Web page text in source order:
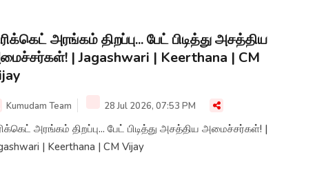
அரங்கம் திறப்பு... பேட் பிடித்து அசத்திய
| Jagashwari | Keerthana | CM
Kumudam Team 28 Jul 2026, 07:53 PM
அரங்கம் திறப்பு... பேட் பிடித்து அசத்திய அமைச்சர்கள்! |
| Keerthana | CM Vijay